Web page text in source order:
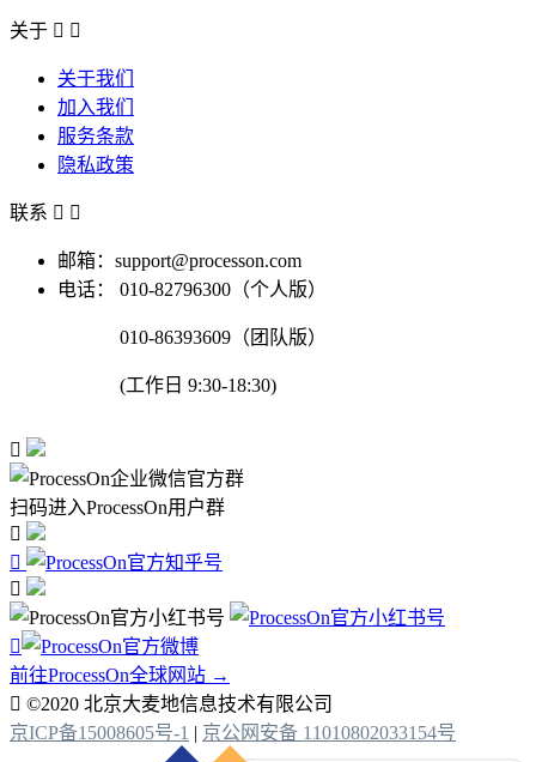
关于  
关于我们
加入我们
服务条款
隐私政策
联系  
邮箱：support@processon.com
电话：
010-82796300（个人版）
010-86393609（团队版）
(工作日 9:30-18:30)

扫码进入ProcessOn用户群




前往ProcessOn全球网站 →
 ©2020 北京大麦地信息技术有限公司
京ICP备15008605号-1 | 京公网安备 11010802033154号